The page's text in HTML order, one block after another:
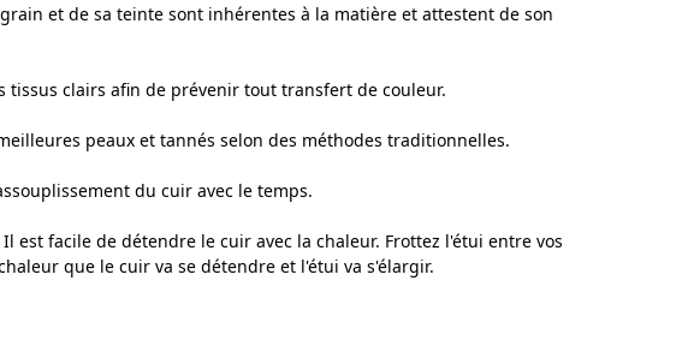
et de sa teinte sont inhérentes à la matière et attestent de son
tissus clairs afin de prévenir tout transfert de couleur.
peaux et tannés selon des méthodes traditionnelles.
du cuir avec le temps.
facile de détendre le cuir avec la chaleur. Frottez l'étui entre vos
que le cuir va se détendre et l'étui va s'élargir.